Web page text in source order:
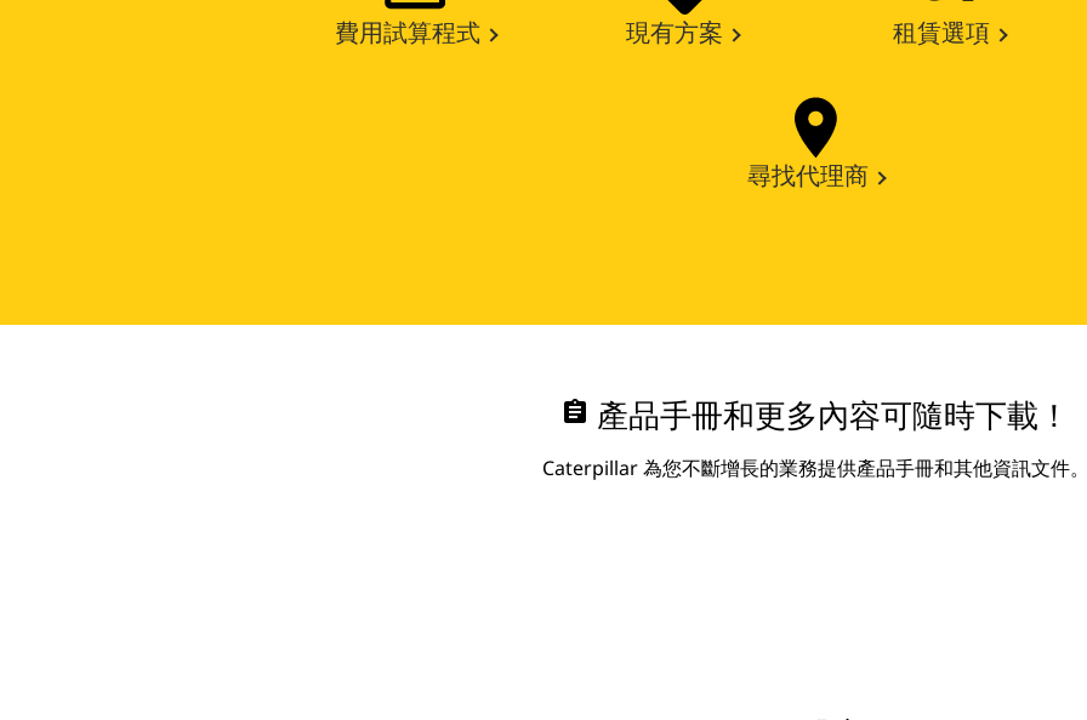
費用試算程式 現有方案 租賃選項
尋找代理商
assignment 產品手冊和更多內容可隨時下載！
Caterpillar 為您不斷增長的業務提供產品手冊和其他資訊文件